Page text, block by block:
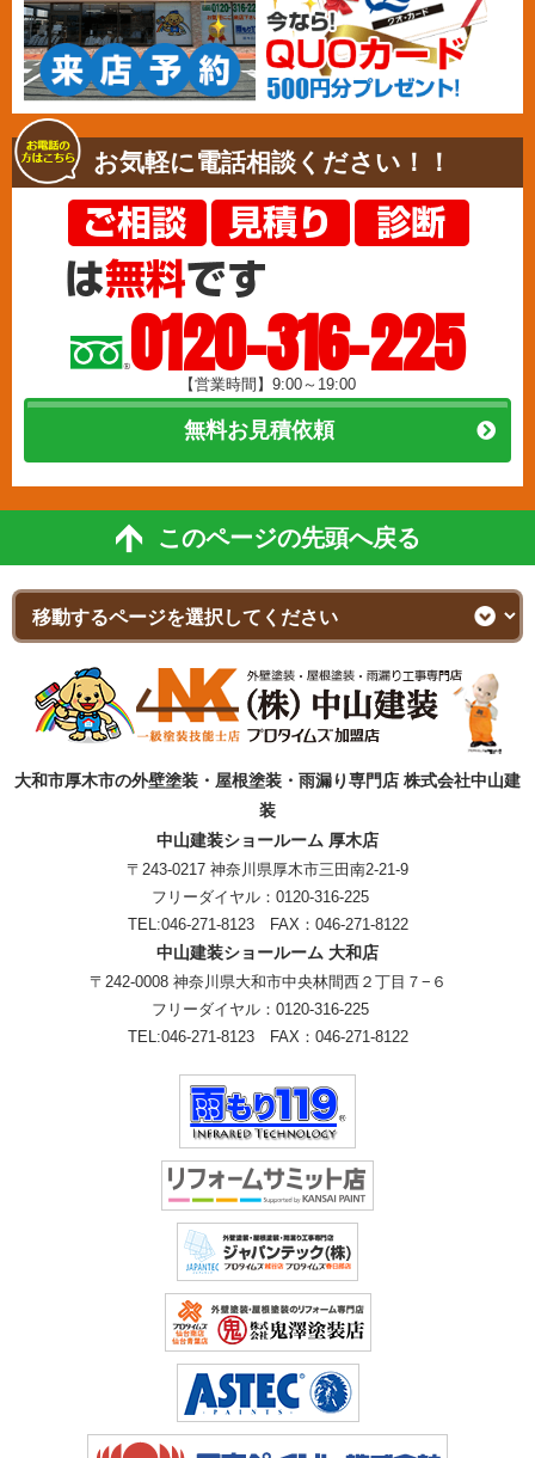
お気軽に電話相談ください！！
0120-316-225
【営業時間】9:00～19:00
無料お見積依頼
このページの先頭へ戻る
大和市厚木市の外壁塗装・屋根塗装・雨漏り専門店 株式会社中山建
装
中山建装ショールーム 厚木店
〒243-0217 神奈川県厚木市三田南2-21-9
フリーダイヤル： 0120-316-225
TEL:046-271-8123 FAX：046-271-8122
中山建装ショールーム 大和店
〒242-0008 神奈川県大和市中央林間西２丁目７−６
フリーダイヤル： 0120-316-225
TEL:046-271-8123 FAX：046-271-8122